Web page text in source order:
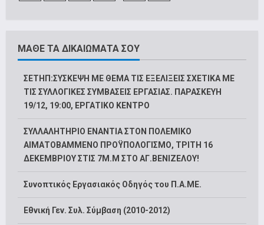
ΜΑΘΕ ΤΑ ΔΙΚΑΙΩΜΑΤΑ ΣΟΥ
ΣΕΤΗΠ:ΣΥΣΚΕΨΗ ΜΕ ΘΕΜΑ ΤΙΣ ΕΞΕΛΙΞΕΙΣ ΣΧΕΤΙΚΑ ΜΕ
ΤΙΣ ΣΥΛΛΟΓΙΚΕΣ ΣΥΜΒΑΣΕΙΣ ΕΡΓΑΣΙΑΣ. ΠΑΡΑΣΚΕΥΗ
19/12, 19:00, ΕΡΓΑΤΙΚΟ ΚΕΝΤΡΟ
ΣΥΛΛΑΛΗΤΗΡΙΟ ΕΝΑΝΤΙΑ ΣΤΟΝ ΠΟΛΕΜΙΚΟ
ΑΙΜΑΤΟΒΑΜΜΕΝΟ ΠΡΟΫΠΟΛΟΓΙΣΜΟ, ΤΡΙΤΗ 16
ΔΕΚΕΜΒΡΙΟΥ ΣΤΙΣ 7Μ.Μ ΣΤΟ ΑΓ.ΒΕΝΙΖΕΛΟΥ!
Συνοπτικός Εργασιακός Οδηγός του Π.Α.ΜΕ.
Εθνική Γεν. Συλ. Σύμβαση (2010-2012)